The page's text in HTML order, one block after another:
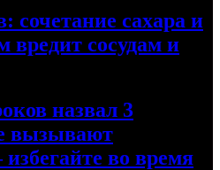
сочетание сахара и
вредит сосудам и
назвал 3
вызывают
во время